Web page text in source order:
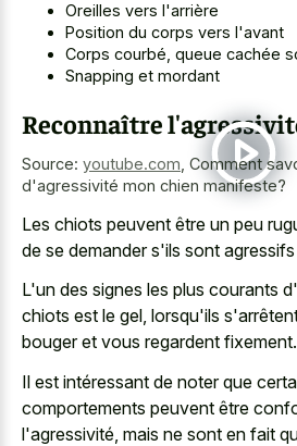
Oreilles vers l'arrière
Position du corps vers l'avant
Corps courbé, queue cachée
Snapping et mordant
Reconnaître
Source: youtube.com Comment
d'agressivité mon chien manifeste?
Les chiots peuvent être un peu
de se demander s'ils sont
L'un des signes les plus courants
chiots est le gel, lorsqu'ils
bouger et vous regardent fixement.
Il est intéressant de noter que
comportements peuvent être
l'agressivité, mais ne sont en fait